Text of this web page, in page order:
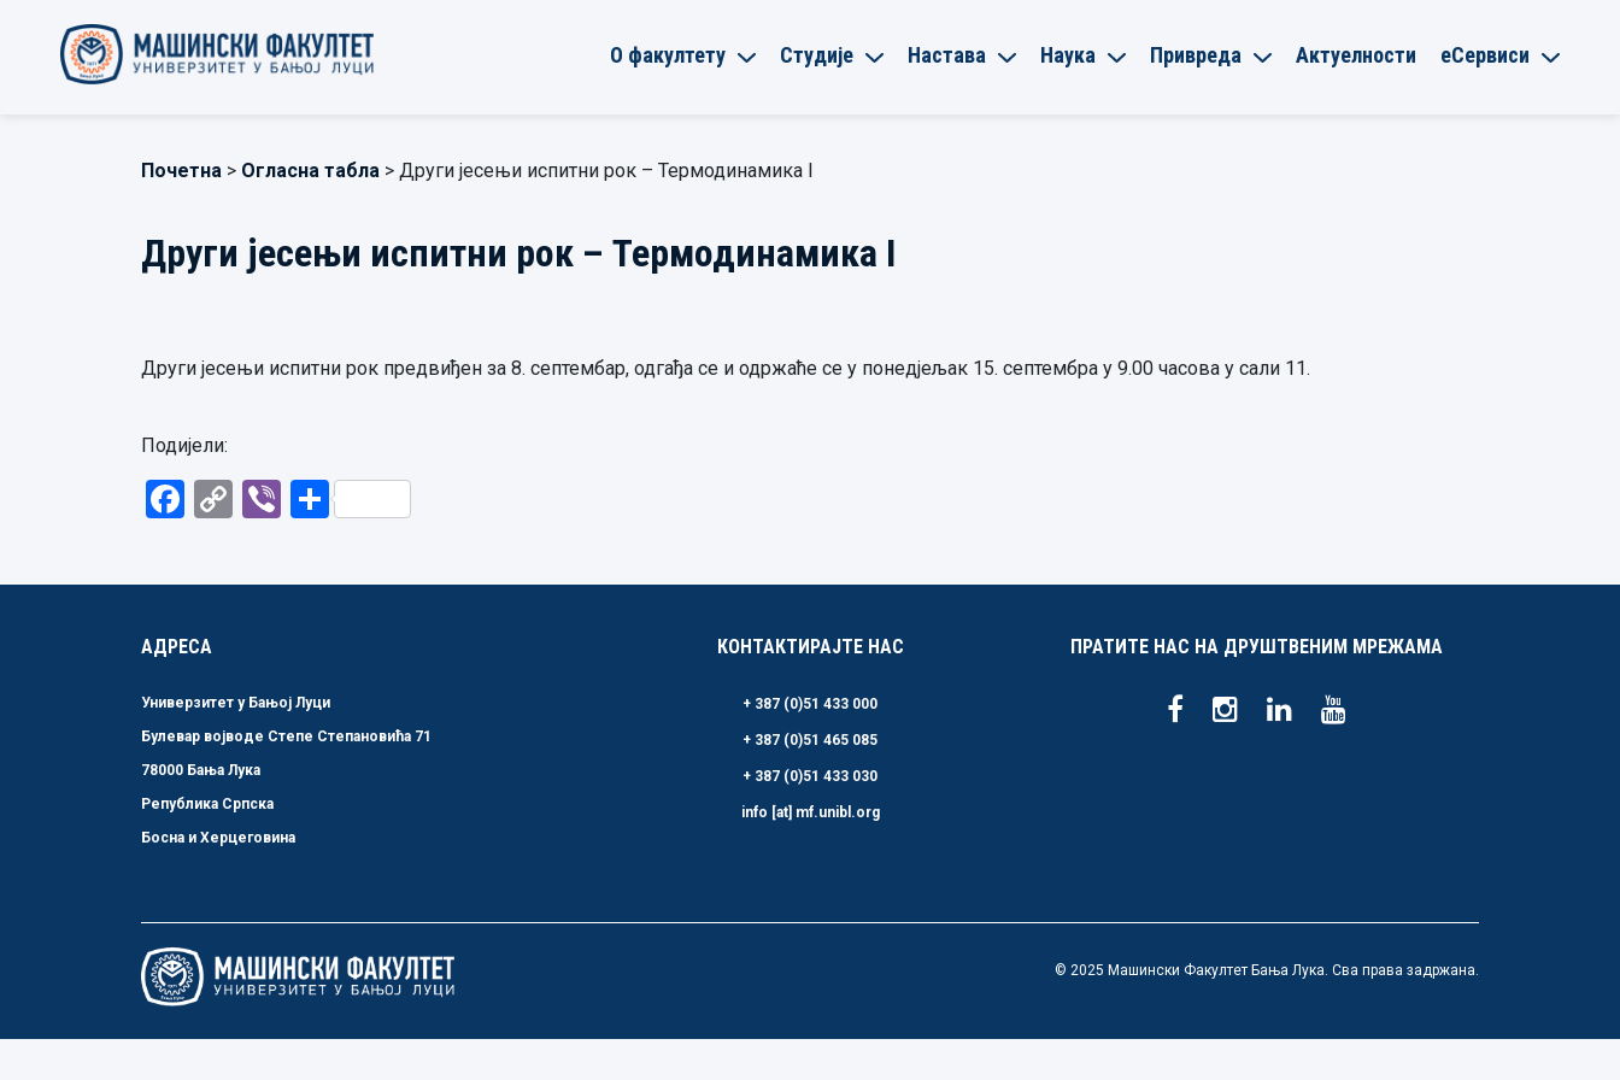
О факултету Студије Настава Наука Привреда Актуелности еСервиси
Почетна > Огласна табла > Други јесењи испитни рок – Термодинамика I
Други јесењи испитни рок – Термодинамика I
Други јесењи испитни рок предвиђен за 8. септембар, одгађа се и одржаће се у понедјељак 15. септембра у 9.00 часова у сали 11.
Подијели:
Facebook
CopyViberShare
АДРЕСА
Универзитет у Бањој Луци
Булевар војводе Степе Степановића 71
78000 Бања Лука
Република Српска
Босна и Херцеговина
КОНТАКТИРАЈТЕ НАС
+ 387 (0)51 433 000
+ 387 (0)51 465 085
+ 387 (0)51 433 030
info [at] mf.unibl.org
ПРАТИТЕ НАС НА ДРУШТВЕНИМ МРЕЖАМА
© 2025 Машински Факултет Бања Лука. Сва права задржана.